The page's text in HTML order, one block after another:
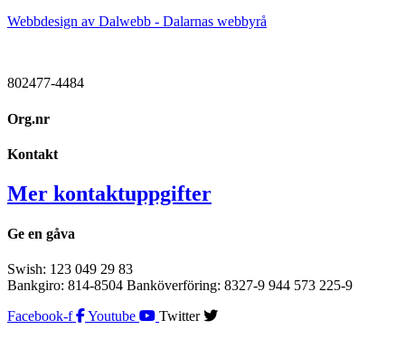
Webbdesign av Dalwebb - Dalarnas webbyrå
802477-4484
Org.nr
Kontakt
Mer kontaktuppgifter
Ge en gåva
Swish: 123 049 29 83
Bankgiro: 814-8504 Banköverföring: 8327-9 944 573 225-9
Facebook-f
Youtube Twitter